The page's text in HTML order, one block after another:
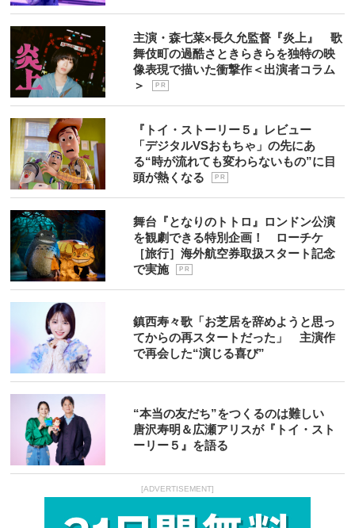
主演・森七菜×長久允監督『炎上』 歌
舞伎町の過酷さときらきらを独特の映
像表現で描いた衝撃作＜出演者コラム
＞
P R
『トイ・ストーリー５』レビュー
「デジタルVSおもちゃ」の先にあ
る“時が流れても変わらないもの”に目
頭が熱くなる
P R
舞台『となりのトトロ』ロンドン公演
を観劇できる特別企画！ ローチケ
［旅行］海外航空券取扱スタート記念
で実施
P R
鎮西寿々歌「お芝居を辞めようと思っ
てからの再スタートだった」 主演作
で再会した“演じる喜び”
“本当の友だち”をつくるのは難しい
唐沢寿明＆広瀬アリスが『トイ・スト
ーリー５』を語る
[ADVERTISEMENT]